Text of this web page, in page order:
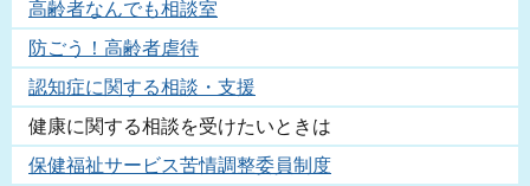
高齢者なんでも相談室
防ごう！高齢者虐待
認知症に関する相談・支援
健康に関する相談を受けたいときは
保健福祉サービス苦情調整委員制度